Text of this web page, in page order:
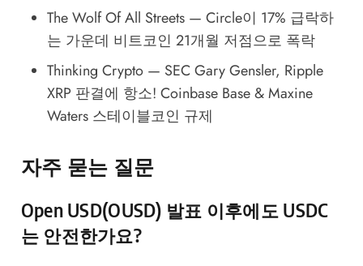
The Wolf Of All Streets — Circle이 17% 급락하
는 가운데 비트코인 21개월 저점으로 폭락
Thinking Crypto — SEC Gary Gensler, Ripple
XRP 판결에 항소! Coinbase Base & Maxine
Waters 스테이블코인 규제
자주 묻는 질문
Open USD(OUSD) 발표 이후에도 USDC
는 안전한가요?